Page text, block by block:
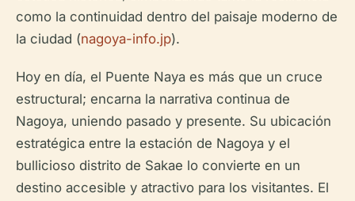
como la continuidad dentro del paisaje moderno de
la ciudad (nagoya-info.jp).
Hoy en día, el Puente Naya es más que un cruce
estructural; encarna la narrativa continua de
Nagoya, uniendo pasado y presente. Su ubicación
estratégica entre la estación de Nagoya y el
bullicioso distrito de Sakae lo convierte en un
destino accesible y atractivo para los visitantes. El